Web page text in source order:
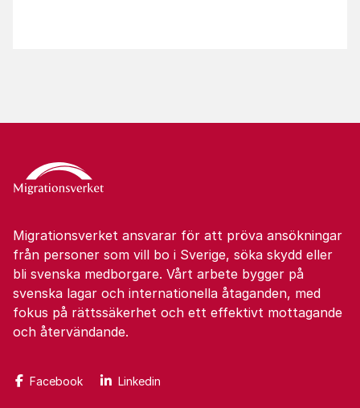
Migrationsverket ansvarar för att pröva ansökningar
från personer som vill bo i Sverige, söka skydd eller
bli svenska medborgare. Vårt arbete bygger på
svenska lagar och internationella åtaganden, med
fokus på rättssäkerhet och ett effektivt mottagande
och återvändande.
Facebook Linkedin